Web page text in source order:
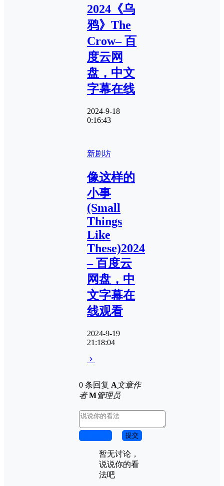
2024《乌
鸦》The
Crow– 百
度云网
盘，中文
字幕在线
2024-9-18
0:16:43
新剧坊
像这样的
小事
(Small
Things
Like
These)2024
– 百度云
网盘，中
文字幕在
线观看
2024-9-19
21:18:04
0 条回复 A文章作
者 M管理员
提交
暂无讨论，
说说你的看
法吧